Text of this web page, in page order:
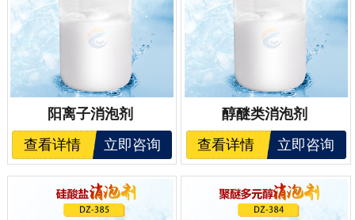
阳离子消泡剂
查看详情
立即咨询
醇醚类消泡剂
查看详情
立即咨询